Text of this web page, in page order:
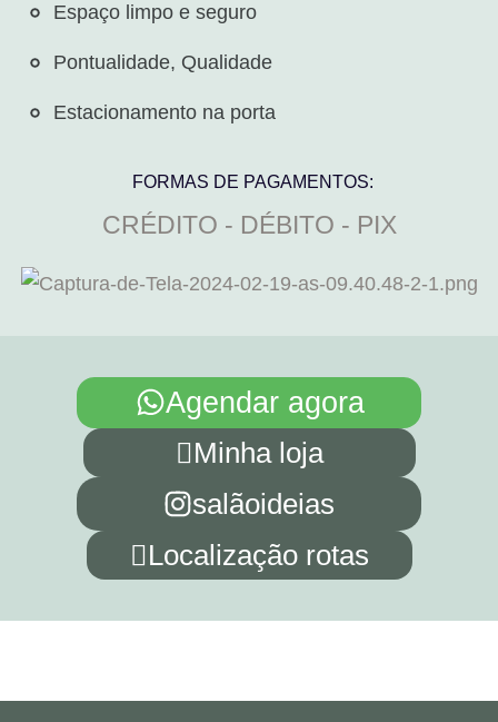
Espaço limpo e seguro​
Pontualidade, Qualidade
Estacionamento na porta
FORMAS DE PAGAMENTOS:
CRÉDITO - DÉBITO - PIX
Agendar agora
Minha loja
salãoideias
Localização rotas